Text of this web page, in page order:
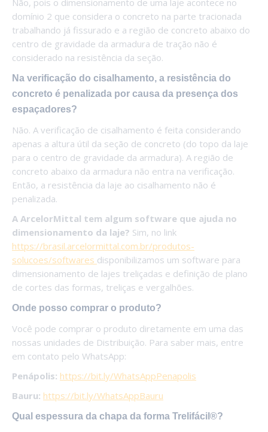
Não, pois o dimensionamento de uma laje acontece no
domínio 2 que considera o concreto na parte tracionada
trabalhando já fissurado e a região de concreto abaixo do
centro de gravidade da armadura de tração não é
considerado na resistência da seção.
Na verificação do cisalhamento, a resistência do
concreto é penalizada por causa da presença dos
espaçadores?
Não. A verificação de cisalhamento é feita considerando
apenas a altura útil da seção de concreto (do topo da laje
para o centro de gravidade da armadura). A região de
concreto abaixo da armadura não entra na verificação.
Então, a resistência da laje ao cisalhamento não é
penalizada.
A ArcelorMittal tem algum software que ajuda no
dimensionamento da laje? Sim, no link
https://brasil.arcelormittal.com.br/produtos-
solucoes/softwares disponibilizamos um software para
dimensionamento de lajes treliçadas e definição de plano
de cortes das formas, treliças e vergalhões.
Onde posso comprar o produto?
Você pode comprar o produto diretamente em uma das
nossas unidades de Distribuição. Para saber mais, entre
em contato pelo WhatsApp:
Penápolis: https://bit.ly/WhatsAppPenapolis
Bauru: https://bit.ly/WhatsAppBauru
Qual espessura da chapa da forma Trelifácil®?